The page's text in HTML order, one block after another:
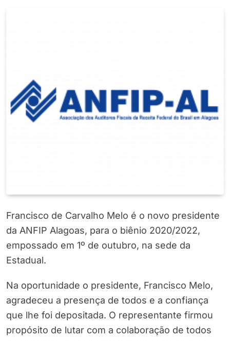
Francisco de Carvalho Melo é o novo presidente
da ANFIP Alagoas, para o biênio 2020/2022,
empossado em 1º de outubro, na sede da
Estadual.
Na oportunidade o presidente, Francisco Melo,
agradeceu a presença de todos e a confiança
que lhe foi depositada. O representante firmou
propósito de lutar com a colaboração de todos